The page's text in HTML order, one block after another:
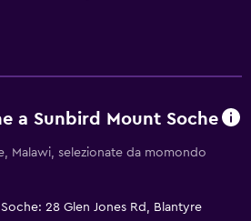
a Sunbird Mount Soche
Malawi, selezionate da momondo
28 Glen Jones Rd, Blantyre